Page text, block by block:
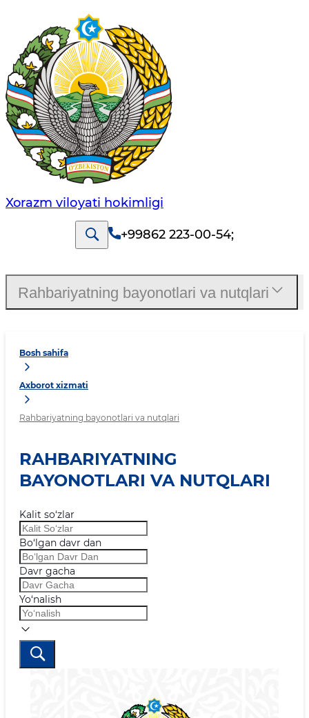
Xorazm vilоyati hоkimligi
+99862 223-00-54;
Bosh sahifa
Axborot xizmati
Rahbariyatning bayonotlari va nutqlari
RAHBARIYATNING
BAYONOTLARI VA NUTQLARI
Kalit so‘zlar
Bo‘lgan davr dan
Davr gacha
Yo‘nalish
Rahbariyatning bayonotlari va nutqlari